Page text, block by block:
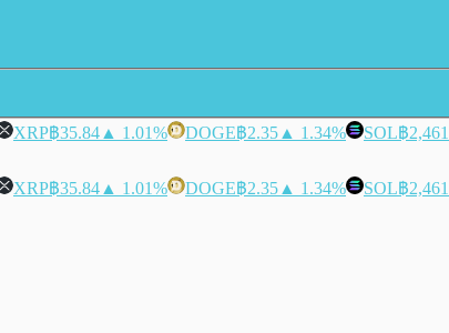
XRP฿35.84 ▲ 1.01% DOGE฿2.35 ▲ 1.34% SOL฿
XRP฿35.84 ▲ 1.01% DOGE฿2.35 ▲ 1.34% SOL฿